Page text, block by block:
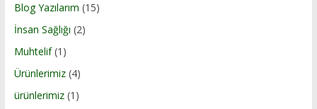
Blog Yazılarım (15)
İnsan Sağlığı (2)
Muhtelif(1)
Ürünlerimiz(4)
ürünlerimiz(1)